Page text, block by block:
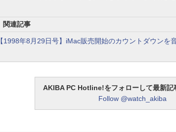
関連記事
【1998年8月29日号】iMac販売開始のカウントダウンを
AKIBA PC Hotline!をフォローして最新記
Follow @watch_akiba